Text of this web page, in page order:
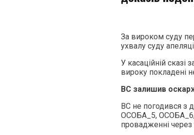
За вироком суду
ухвалу суду
У касаційній сказі
вироку покладені
ВС залишив
ВС не погодився з
ОСОБА_5,
провадженні